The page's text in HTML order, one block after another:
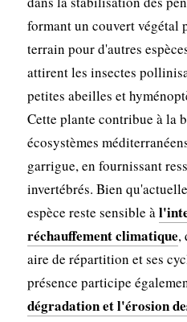
formant un couvert végétal
terrain pour d'autres
attirent les insectes
petites abeilles et
Cette plante contribue à la
écosystèmes
garrigue, en fournissant
invertébrés. Bien
espèce reste sensible à
réchauffement climatique,
aire de répartition et ses
présence participe
dégradation et l'érosion